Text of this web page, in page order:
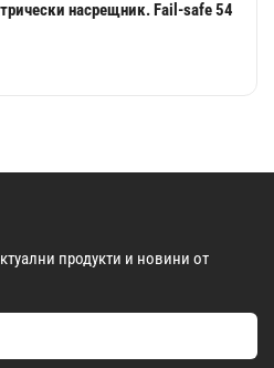
насрещник. Fail-safe 54
продукти и новини от